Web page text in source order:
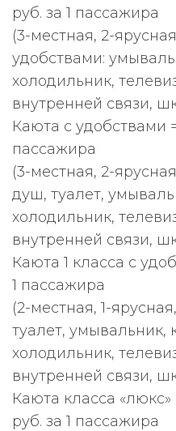
руб. за 1 пассажира
(3-местная, 2-
удобствами:
холодильник,
внутренней связи,
Каюта с удобствами
пассажира
(3-местная, 2-
душ, туалет,
холодильник,
внутренней связи,
Каюта 1 класса с
1 пассажира
(2-местная, 1-
туалет, умывальник,
холодильник,
внутренней связи,
Каюта класса «люкс»
руб. за 1 пассажира